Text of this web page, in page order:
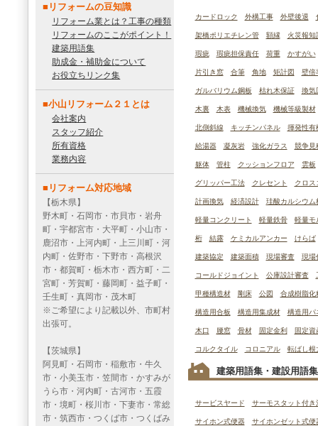
■リフォームの豆知識
リフォーム業とは？工事の種類
リフォームのここがポイント！
建築用語集
助成金・補助金について
お役立ちリンク集
■小山リフォーム２１とは
会社案内
スタッフ紹介
所有資格
業務内容
■リフォーム対応地域
【栃木県】
野木町・石岡市・市貝市・岩舟
町・宇都宮市・大平町・小山市・
鹿沼市・上河内町・上三川町・河
内町・佐野市・下野市・高根沢
市・都賀町・栃木市・西方町・二
宮町・芳賀町・藤岡町・益子町・
壬生町・真岡市・茂木町
※ご希望により記載以外、市町村
出張可。
【茨城県】
阿見町・石岡市・稲敷市・牛久
市・小美玉市・笠間市・かすみが
うら市・河内町・古河市・五霞
市・境町・桜川市・下妻市・常総
市・筑西市・つくば市・つくばみ
カードロック 外構工事 外壁後退
架橋ポリエチレン管 額縁 火災報知
瑕疵 瑕疵担保責任 荷重 かすがい
片引き窓 合筆 角地 矩計図 壁倍
ガルバリウム鋼板 枯れ木保証 換気
木裏 木表 機械換気 機械等級製材
北側斜線 キッチンパネル 揮発性有
給湯器 凝灰岩 強化ガラス 競争見
躯体 管柱 クッションフロア 雲板
グリッパー工法 クレセント クロス
計画換気 経済設計 珪酸カルシウム
軽量コンクリート 軽量鉄骨 軽量モ
桁 結露 ケミカルアンカー けらば
建築協定 建築面積 現場審査 現場
コールドジョイント 公庫設計審査
甲種構造材 剛床 公図 合成樹脂化
構造用合板 構造用集成材 構造用パ
木口 腰窓 骨材 固定金利 固定資
コルクタイル コロニアル 転ばし根
建築用語集・建設用語
サービスヤード サーモスタット付き
サイホン式便器 サイホンゼット式便